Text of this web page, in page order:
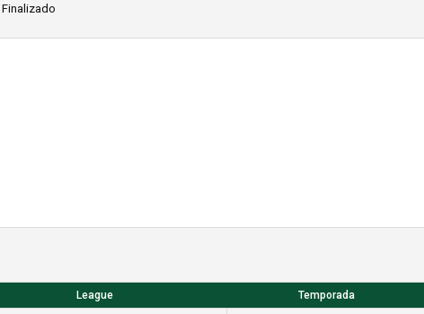
Finalizado
League Temporada